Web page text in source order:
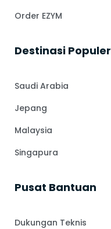
Order EZYM
⁠Destinasi Populer
Saudi Arabia
Jepang
Malaysia
Singapura
Pusat Bantuan
Dukungan Teknis